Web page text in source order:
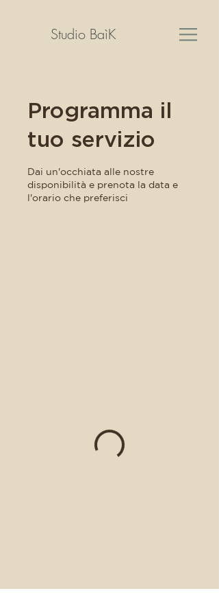
Studio BaìK
Programma il
tuo servizio
Dai un'occhiata alle nostre
disponibilità e prenota la data e
l'orario che preferisci